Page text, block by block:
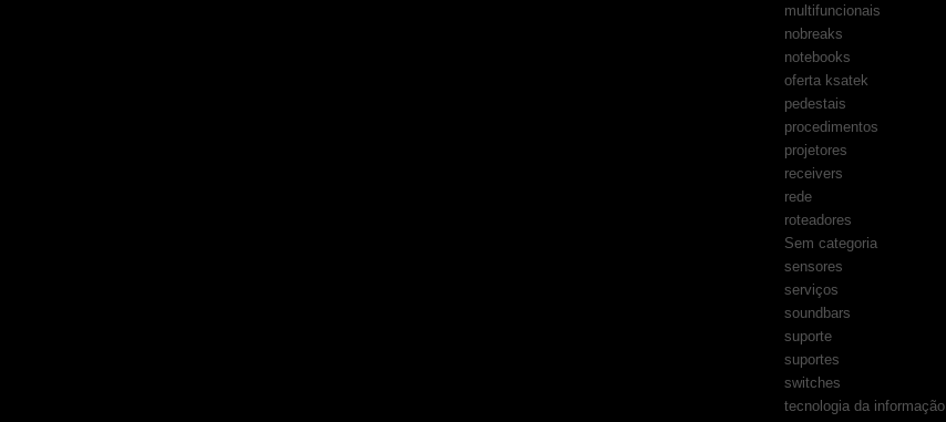
multifuncionais
nobreaks
notebooks
oferta ksatek
pedestais
procedimentos
projetores
receivers
rede
roteadores
Sem categoria
sensores
serviços
soundbars
suporte
suportes
switches
tecnologia da informação